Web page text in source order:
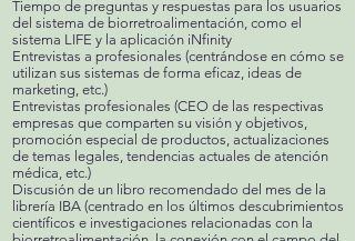
Tiempo de preguntas y respuestas para los usuarios
del sistema de biorretroalimentación, como el
sistema LIFE y la aplicación iNfinity
Entrevistas a profesionales (centrándose en cómo se
utilizan sus sistemas de forma eficaz, ideas de
marketing, etc.)
Entrevistas profesionales (CEO de las respectivas
empresas que comparten su visión y objetivos,
promoción especial de productos, actualizaciones
de temas legales, tendencias actuales de atención
médica, etc.)
Discusión de un libro recomendado del mes de la
librería IBA (centrado en los últimos descubrimientos
científicos e investigaciones relacionadas con la